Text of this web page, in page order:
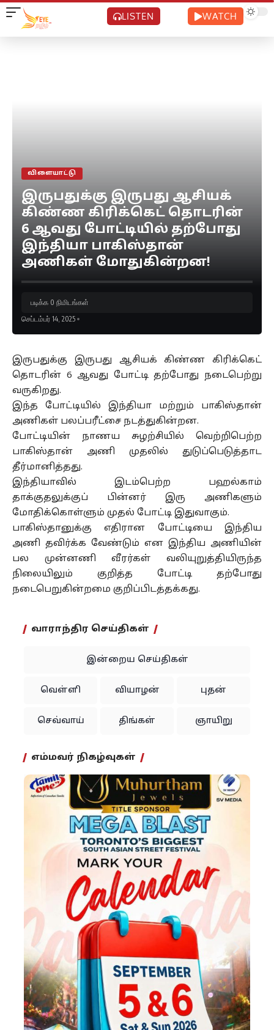
LISTEN WATCH
விளையாட்டு
இருபதுக்கு இருபது ஆசியக்
கிண்ண கிரிக்கெட் தொடரின்
6 ஆவது போட்டியில் தற்போது
இந்தியா பாகிஸ்தான்
அணிகள் மோதுகின்றன!
செப்டம்பர் 14, 2025
படிக்க 0 நிமிடங்கள்
இருபதுக்கு இருபது ஆசியக் கிண்ண கிரிக்கெட்
தொடரின் 6 ஆவது போட்டி தற்போது நடைபெற்று
வருகிறது.
இந்த போட்டியில் இந்தியா மற்றும் பாகிஸ்தான்
அணிகள் பலப்பரீட்சை நடத்துகின்றன.
போட்டியின் நாணய சுழற்சியில் வெற்றிபெற்ற
பாகிஸ்தான் அணி முதலில் துடுப்பெடுத்தாட
தீர்மானித்தது.
இந்தியாவில் இடம்பெற்ற பஹல்காம்
தாக்குதலுக்குப் பின்னர் இரு அணிகளும்
மோதிக்கொள்ளும் முதல் போட்டி இதுவாகும்.
பாகிஸ்தானுக்கு எதிரான போட்டியை இந்திய
அணி தவிர்க்க வேண்டும் என இந்திய அணியின்
பல முன்னணி வீரர்கள் வலியுறுத்தியிருந்த
நிலையிலும் குறித்த போட்டி தற்போது
நடைபெறுகின்றமை குறிப்பிடத்தக்கது.
வாராந்திர செய்திகள்
இன்றைய செய்திகள்
வெள்ளி வியாழன் புதன்
செவ்வாய் திங்கள் ஞாயிறு
எம்மவர் நிகழ்வுகள்